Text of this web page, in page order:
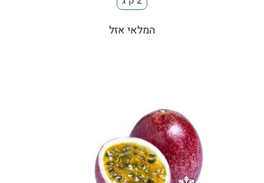
המלאי אזל